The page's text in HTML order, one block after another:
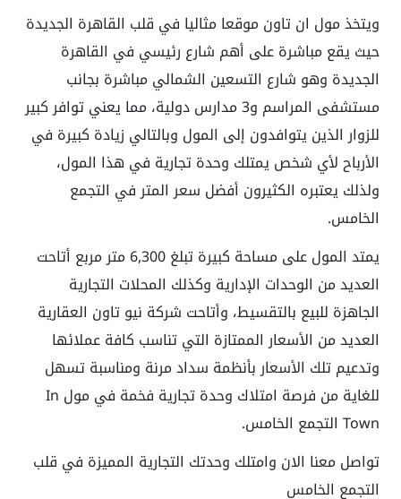
ويتخذ مول ان تاون موقعا مثاليا في قلب القاهرة الجديدة
حيث يقع مباشرة على أهم شارع رئيسي في القاهرة
الجديدة وهو شارع التسعين الشمالي مباشرة بجانب
مستشفى المراسم و3 مدارس دولية، مما يعني توافر كبير
للزوار الذين يتوافدون إلى المول وبالتالي زيادة كبيرة في
الأرباح لأي شخص يمتلك وحدة تجارية في هذا المول،
ولذلك يعتبره الكثيرون أفضل سعر المتر في التجمع
الخامس.
يمتد المول على مساحة كبيرة تبلغ 6,300 متر مربع أتاحت
العديد من الوحدات الإدارية وكذلك المحلات التجارية
الجاهزة للبيع بالتقسيط، وأتاحت شركة نيو تاون العقارية
العديد من الأسعار الممتازة التي تناسب كافة عملائها
وتدعيم تلك الأسعار بأنظمة سداد مرنة ومناسبة تسهل
للغاية من فرصة امتلاك وحدة تجارية فخمة في مول In
Town التجمع الخامس.
تواصل معنا الان وامتلك وحدتك التجارية المميزة في قلب
التجمع الخامس